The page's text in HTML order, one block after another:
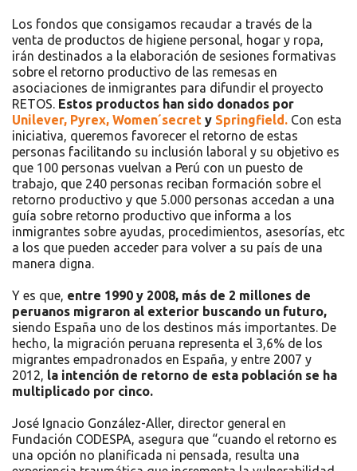
Los fondos que consigamos recaudar a través de la
venta de productos de higiene personal, hogar y ropa,
irán destinados a la elaboración de sesiones formativas
sobre el retorno productivo de las remesas en
asociaciones de inmigrantes para difundir el proyecto
RETOS. Estos productos han sido donados por
Unilever, Pyrex, Women´secret y Springfield. Con esta
iniciativa, queremos favorecer el retorno de estas
personas facilitando su inclusión laboral y su objetivo es
que 100 personas vuelvan a Perú con un puesto de
trabajo, que 240 personas reciban formación sobre el
retorno productivo y que 5.000 personas accedan a una
guía sobre retorno productivo que informa a los
inmigrantes sobre ayudas, procedimientos, asesorías, etc
a los que pueden acceder para volver a su país de una
manera digna.
Y es que, entre 1990 y 2008, más de 2 millones de
peruanos migraron al exterior buscando un futuro,
siendo España uno de los destinos más importantes. De
hecho, la migración peruana representa el 3,6% de los
migrantes empadronados en España, y entre 2007 y
2012, la intención de retorno de esta población se ha
multiplicado por cinco.
José Ignacio González-Aller, director general en
Fundación CODESPA, asegura que “cuando el retorno es
una opción no planificada ni pensada, resulta una